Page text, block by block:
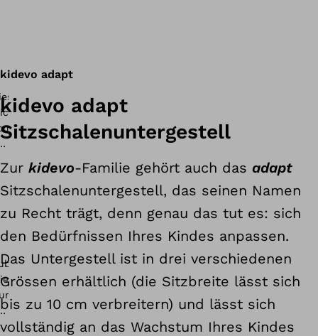
kidevo adapt
kidevo adapt
Sitzschalenuntergestell
Zur kidevo-Familie gehört auch das adapt
Sitzschalenuntergestell, das seinen Namen
zu Recht trägt, denn genau das tut es: sich
den Bedürfnissen Ihres Kindes anpassen.
Das Untergestell ist in drei verschiedenen
Grössen erhältlich (die Sitzbreite lässt sich
bis zu 10 cm verbreitern) und lässt sich
vollständig an das Wachstum Ihres Kindes